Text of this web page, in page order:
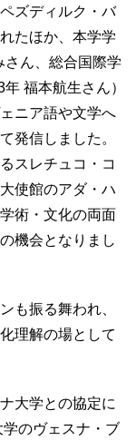
ズディルク・バ
たほか、本学学
ん、総合国際学
福本航生さん）
ニア語や文学へ
発信しました。
スレチュコ・コ
使館のアダ・ハ
術・文化の両面
機会となりまし
も振る舞われ、
理解の場として
大学との協定に
のヴェスナ・ブ